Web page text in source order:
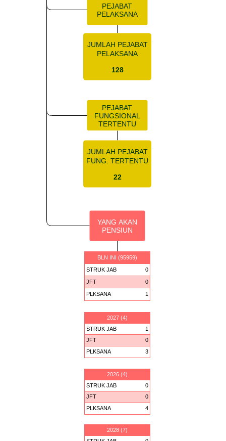
PEJABAT
FUNGSIONAL
TERTENTU
PEJABAT
PELAKSANA
YANG AKAN
PENSIUN
JUMLAH PEJABAT
PELAKSANA
128
JUMLAH PEJABAT
FUNG. TERTENTU
22
BLN INI (95959)
STRUK JAB
0
JFT
0
PLKSANA
1
2026 (4)
STRUK JAB
0
JFT
0
PLKSANA
4
2027 (4)
STRUK JAB
1
JFT
0
PLKSANA
3
2028 (7)